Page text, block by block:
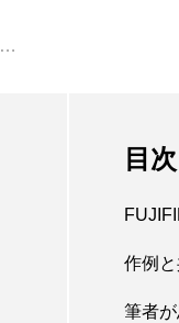
目
作例
筆者